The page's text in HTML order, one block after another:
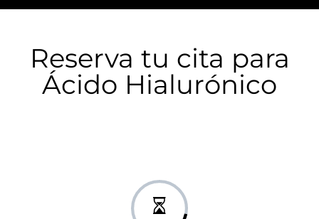
Reserva tu cita para
Ácido Hialurónico